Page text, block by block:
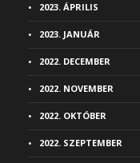
2023. ÁPRILIS
2023. JANUÁR
2022. DECEMBER
2022. NOVEMBER
2022. OKTÓBER
2022. SZEPTEMBER